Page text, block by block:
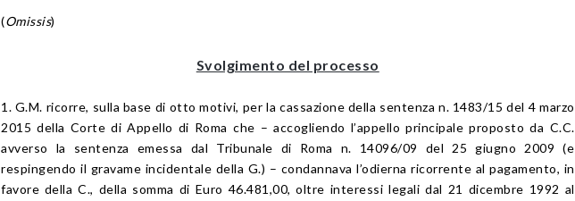
(Omissis)
Svolgimento del processo
1. G.M. ricorre, sulla base di otto motivi, per la cassazione della sentenza n. 1483/15 del 4 marzo
2015 della Corte di Appello di Roma che – accogliendo l’appello principale proposto da C.C.
avverso la sentenza emessa dal Tribunale di Roma n. 14096/09 del 25 giugno 2009 (e
respingendo il gravame incidentale della G.) – condannava l’odierna ricorrente al pagamento, in
favore della C., della somma di Euro 46.481,00, oltre interessi legali dal 21 dicembre 1992 al